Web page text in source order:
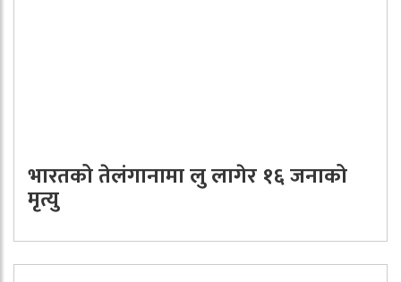
भारतको तेलंगानामा लु लागेर १६ जनाको
मृत्यु